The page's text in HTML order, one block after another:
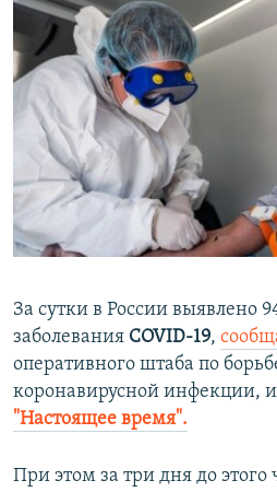
поискуИНФОГРАФИКА
ТЕЛЕПРОЕКТ КРЫМ.РЕАЛИИ
СОВЕТЫ ПРАВОЗАЩИТНИКОВ
ПРОПАВШИЕ БЕЗ ВЕСТИ
ПОБЕДИТЕЛЕЙ НЕ СУДЯТ?
КРЫМ.НЕПОКОРЕННЫЙ
ELIFBE
КАК ОБОЙТИ БЛОКИРОВКУ
Українською
Qırımtatar
ПРИСОЕДИНЯЙТЕСЬ!
Все сайты RFE/RL
За сутки в России выявлено
заболевания COVID-19,
оперативного штаба по
коронавирусной инфекции,
"Настоящее время".
При этом за три дня до этого